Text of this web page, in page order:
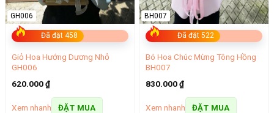
Đã đặt 458
GH006
Giỏ Hoa Hướng Dương Nhỏ
GH006
620.000₫
Xem nhanh ĐẶT MUA
Đã đặt 522
BH007
Bó Hoa Chúc Mừng Tông Hồng
BH007
830.000₫
Xem nhanh ĐẶT MUA